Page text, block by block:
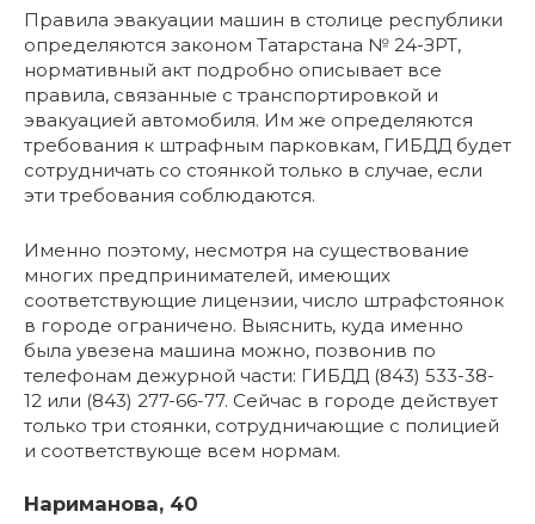
Правила эвакуации машин в столице республики
определяются законом Татарстана № 24-ЗРТ,
нормативный акт подробно описывает все
правила, связанные с транспортировкой и
эвакуацией автомобиля. Им же определяются
требования к штрафным парковкам, ГИБДД будет
сотрудничать со стоянкой только в случае, если
эти требования соблюдаются.
Именно поэтому, несмотря на существование
многих предпринимателей, имеющих
соответствующие лицензии, число штрафстоянок
в городе ограничено. Выяснить, куда именно
была увезена машина можно, позвонив по
телефонам дежурной части: ГИБДД (843) 533-38-
12 или (843) 277-66-77. Сейчас в городе действует
только три стоянки, сотрудничающие с полицией
и соответствующе всем нормам.
Нариманова, 40